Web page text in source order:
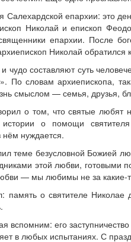
епархии: это
Николай и епископ
епархии. После
Николай
составляют суть
По словам архиепископа,
смыслом — семья, друзья,
о том, что святые
истории о помощи
нём нуждается.
теме безусловной Божией
этой любви, готовыми
— мы любимы не за
память о святителе
вспомним: его
в любых испытаниях. С